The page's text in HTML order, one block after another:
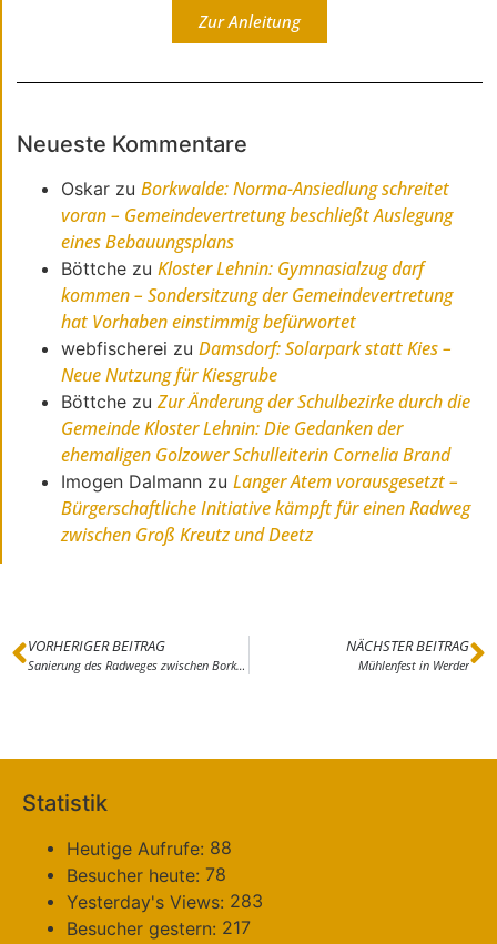
Zur Anleitung
Neueste Kommentare
Oskar zuBorkwalde: Norma-Ansiedlung schreitet
voran – Gemeindevertretung beschließt Auslegung
eines Bebauungsplans
Böttche zuKloster Lehnin: Gymnasialzug darf
kommen – Sondersitzung der Gemeindevertretung
hat Vorhaben einstimmig befürwortet
webfischerei zuDamsdorf: Solarpark statt Kies –
Neue Nutzung für Kiesgrube
Böttche zuZur Änderung der Schulbezirke durch die
Gemeinde Kloster Lehnin: Die Gedanken der
ehemaligen Golzower Schulleiterin Cornelia Brand
Imogen Dalmann zuLanger Atem vorausgesetzt –
Bürgerschaftliche Initiative kämpft für einen Radweg
zwischen Groß Kreutz und Deetz
VORHERIGER BEITRAG
Sanierung des Radweges zwischen Borkheide und Borkwalde
NÄCHSTER BEITRAG
Mühlenfest in Werder
Statistik
Heutige Aufrufe: 88
Besucher heute: 78
Yesterday's Views: 283
Besucher gestern: 217